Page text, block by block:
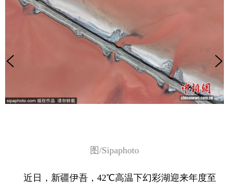
图/Sipaphoto
近日，新疆伊吾，42℃高温下幻彩湖迎来年度至